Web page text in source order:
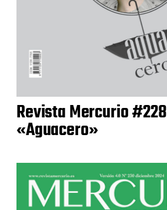
Revista Mercurio #228
«Aguacero»